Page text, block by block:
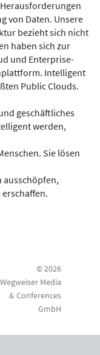
von Daten. Unsere
bezieht sich nicht
haben sich zur
und Enterprise-
Intelligent
Public Clouds.
geschäftliches
werden,
Sie lösen
ausschöpfen,
© 2026
Wegweiser Media
& Conferences
GmbH